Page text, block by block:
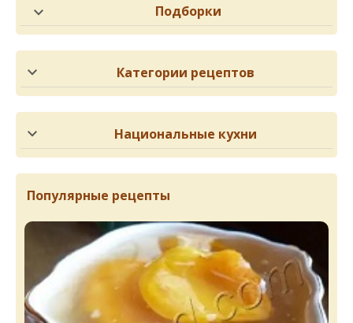
Подборки
Категории рецептов
Национальные кухни
Популярные рецепты